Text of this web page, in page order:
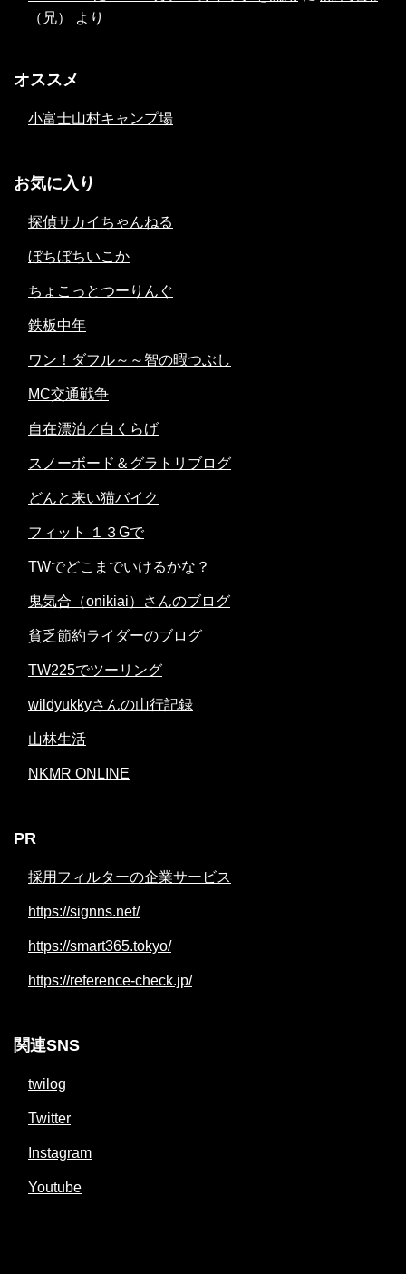
（兄）
より
オススメ
小富士山村キャンプ場
お気に入り
探偵サカイちゃんねる
ぼちぼちいこか
ちょこっとつーりんぐ
鉄板中年
ワン！ダフル～～智の暇つぶし
MC交通戦争
自在漂泊／白くらげ
スノーボード＆グラトリブログ
どんと来い猫バイク
フィット １３Gで
TWでどこまでいけるかな？
鬼気合（onikiai）さんのブログ
貧乏節約ライダーのブログ
TW225でツーリング
wildyukkyさんの山行記録
山林生活
NKMR ONLINE
PR
採用フィルターの企業サービス
https://signns.net/
https://smart365.tokyo/
https://reference-check.jp/
関連SNS
twilog
Twitter
Instagram
Youtube